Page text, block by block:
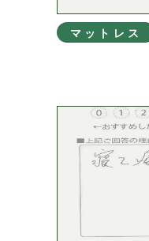
マットレス